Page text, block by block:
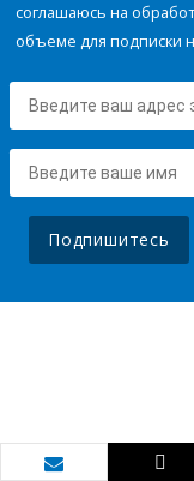
соглашаюсь на
объеме для подписки
Подпишитесь